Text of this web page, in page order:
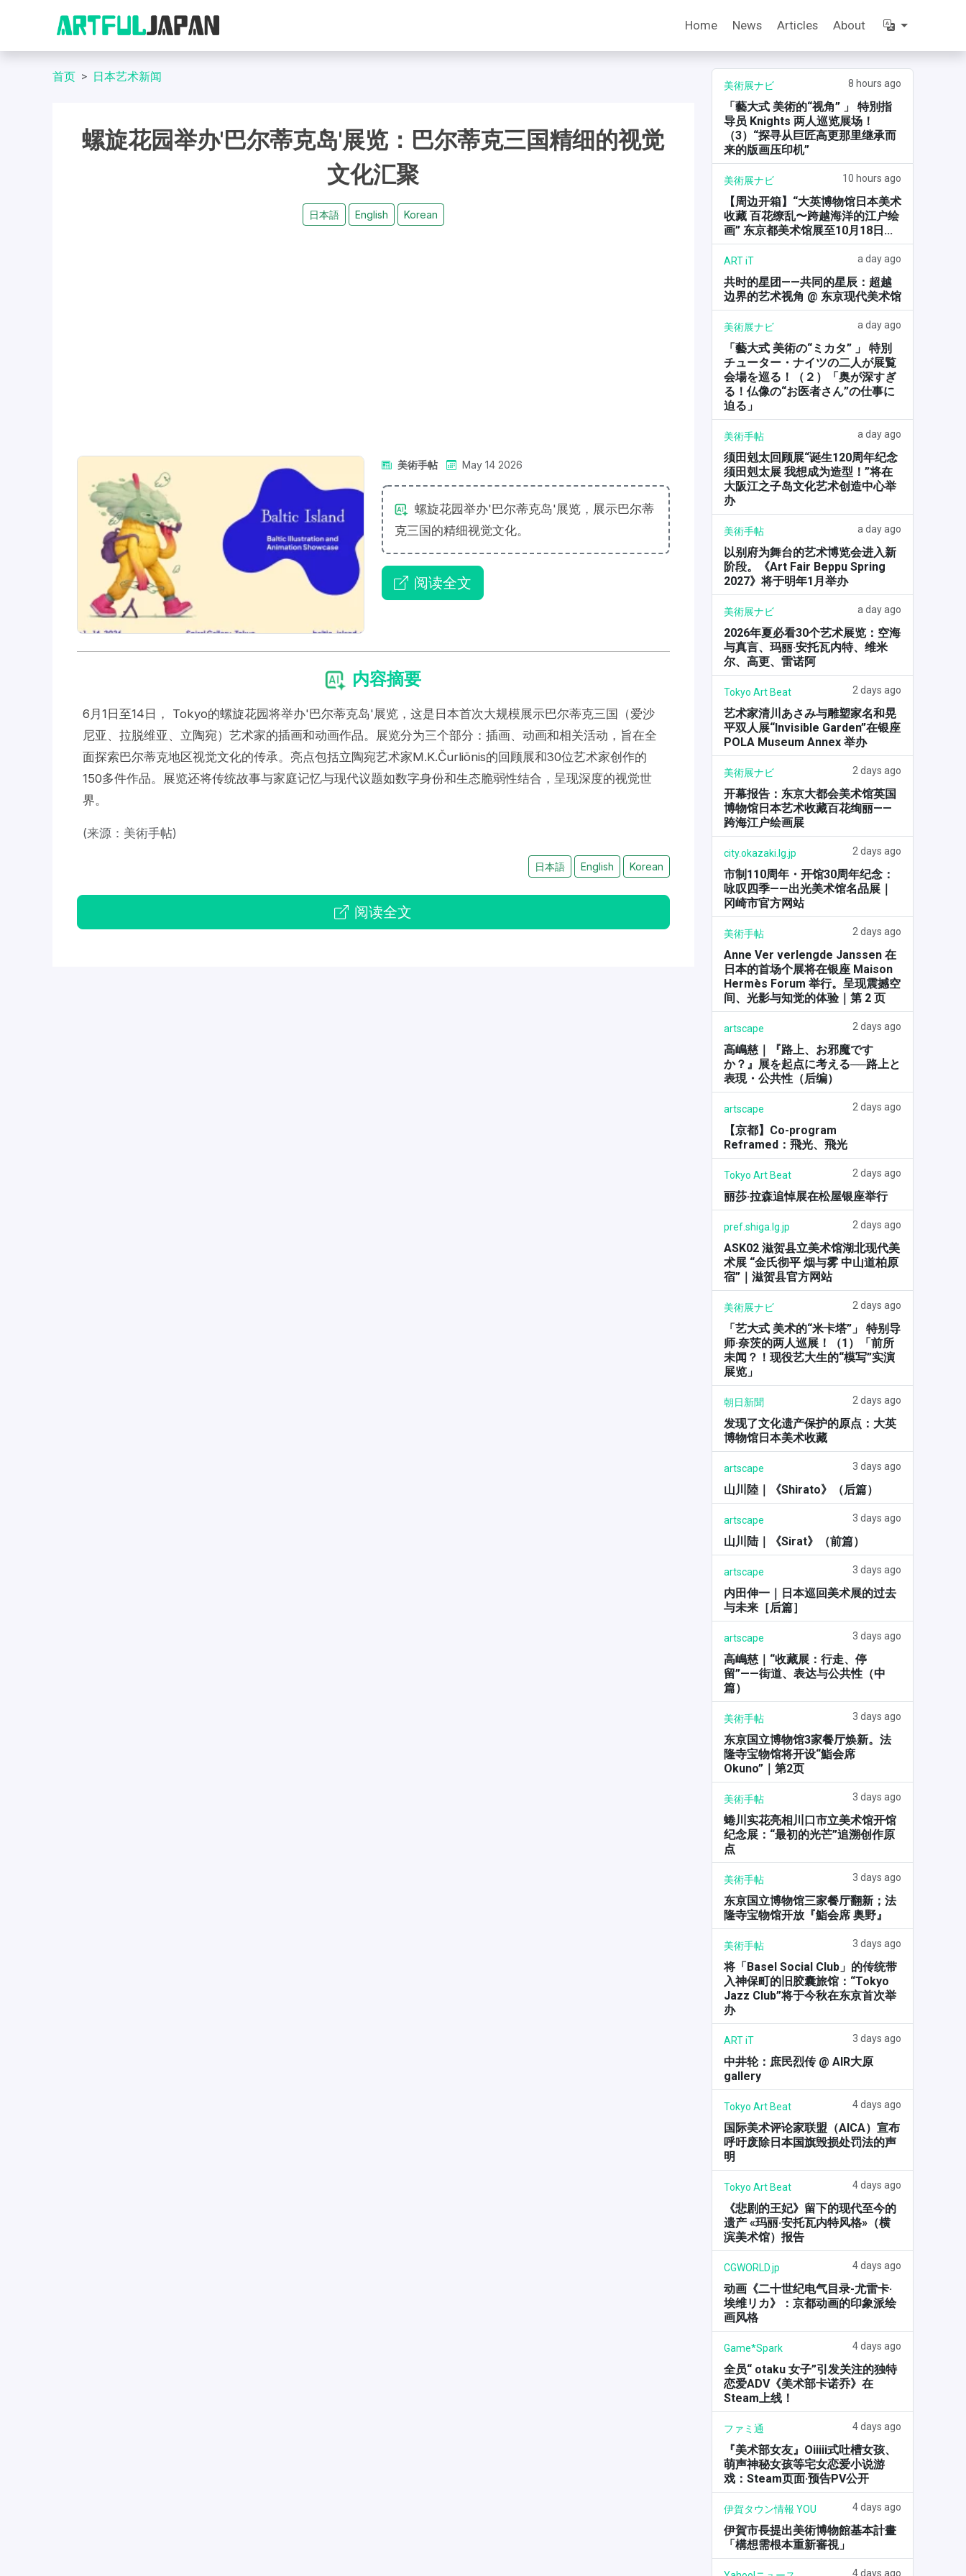
Home News Articles About
首页 日本艺术新闻
螺旋花园举办'巴尔蒂克岛'展览：巴尔蒂克三国精细的视觉
文化汇聚
日本語 English Korean
美術手帖 May 14 2026
螺旋花园举办'巴尔蒂克岛'展览，展示巴尔蒂
克三国的精细视觉文化。
阅读全文
内容摘要
6月1日至14日， Tokyo的螺旋花园将举办'巴尔蒂克岛'展览，这是日本首次大规模展示巴尔蒂克三国（爱沙
尼亚、拉脱维亚、立陶宛）艺术家的插画和动画作品。展览分为三个部分：插画、动画和相关活动，旨在全
面探索巴尔蒂克地区视觉文化的传承。亮点包括立陶宛艺术家M.K.Čurliõnis的回顾展和30位艺术家创作的
150多件作品。展览还将传统故事与家庭记忆与现代议题如数字身份和生态脆弱性结合，呈现深度的视觉世
界。
(来源：美術手帖)
日本語 English Korean
阅读全文
美術展ナビ 8 hours ago
「藝大式 美術的“视角” 」 特別指
导员 Knights 两人巡览展场！
（3）“探寻从巨匠高更那里继承而
来的版画压印机”
美術展ナビ 10 hours ago
【周边开箱】“大英博物馆日本美术
收藏 百花缭乱〜跨越海洋的江户绘
画” 东京都美术馆展至10月18日...
ART iT a day ago
共时的星团——共同的星辰：超越
边界的艺术视角 @ 东京现代美术馆
美術展ナビ a day ago
「藝大式 美術の“ミカタ” 」 特別
チューター・ナイツの二人が展覧
会場を巡る！（２）「奥が深すぎ
る！仏像の“お医者さん”の仕事に
迫る」
美術手帖 a day ago
须田剋太回顾展“诞生120周年纪念
须田剋太展 我想成为造型！”将在
大阪江之子岛文化艺术创造中心举
办
美術手帖 a day ago
以别府为舞台的艺术博览会进入新
阶段。《Art Fair Beppu Spring
2027》将于明年1月举办
美術展ナビ a day ago
2026年夏必看30个艺术展览：空海
与真言、玛丽·安托瓦内特、维米
尔、高更、雷诺阿
Tokyo Art Beat 2 days ago
艺术家清川あさみ与雕塑家名和晃
平双人展“Invisible Garden”在银座
POLA Museum Annex 举办
美術展ナビ 2 days ago
开幕报告：东京大都会美术馆英国
博物馆日本艺术收藏百花绚丽——
跨海江户绘画展
city.okazaki.lg.jp 2 days ago
市制110周年・开馆30周年纪念：
咏叹四季——出光美术馆名品展｜
冈崎市官方网站
美術手帖 2 days ago
Anne Ver verlengde Janssen 在
日本的首场个展将在银座 Maison
Hermès Forum 举行。呈现震撼空
间、光影与知觉的体验｜第 2 页
artscape 2 days ago
高嶋慈｜『路上、お邪魔です
か？』展を起点に考える──路上と
表現・公共性（后编）
artscape 2 days ago
【京都】Co-program
Reframed：飛光、飛光
Tokyo Art Beat 2 days ago
丽莎·拉森追悼展在松屋银座举行
pref.shiga.lg.jp 2 days ago
ASK02 滋贺县立美术馆湖北现代美
术展 “金氏彻平 烟与雾 中山道柏原
宿”｜滋贺县官方网站
美術展ナビ 2 days ago
「艺大式 美术的“米卡塔”」 特别导
师·奈茨的两人巡展！（1）「前所
未闻？！现役艺大生的“模写”实演
展览」
朝日新聞 2 days ago
发现了文化遗产保护的原点：大英
博物馆日本美术收藏
artscape 3 days ago
山川陸｜《Shirato》（后篇）
artscape 3 days ago
山川陆｜《Sirat》（前篇）
artscape 3 days ago
内田伸一｜日本巡回美术展的过去
与未来［后篇］
artscape 3 days ago
高嶋慈｜“收藏展：行走、停
留”——街道、表达与公共性（中
篇）
美術手帖 3 days ago
东京国立博物馆3家餐厅焕新。法
隆寺宝物馆将开设“鮨会席
Okuno”｜第2页
美術手帖 3 days ago
蜷川实花亮相川口市立美术馆开馆
纪念展：“最初的光芒”追溯创作原
点
美術手帖 3 days ago
东京国立博物馆三家餐厅翻新；法
隆寺宝物馆开放『鮨会席 奥野』
美術手帖 3 days ago
将「Basel Social Club」的传统带
入神保町的旧胶囊旅馆：“Tokyo
Jazz Club”将于今秋在东京首次举
办
ART iT 3 days ago
中井轮：庶民烈传 @ AIR大原
gallery
Tokyo Art Beat 4 days ago
国际美术评论家联盟（AICA）宣布
呼吁废除日本国旗毁损处罚法的声
明
Tokyo Art Beat 4 days ago
《悲剧的王妃》留下的现代至今的
遗产 «玛丽·安托瓦内特风格»（横
滨美术馆）报告
CGWORLD.jp 4 days ago
动画《二十世纪电气目录-尤雷卡·
埃维リカ》：京都动画的印象派绘
画风格
Game*Spark 4 days ago
全员“ otaku 女子”引发关注的独特
恋爱ADV《美术部卡诺乔》在
Steam上线！
ファミ通 4 days ago
『美术部女友』Oiiiii式吐槽女孩、
萌声神秘女孩等宅女恋爱小说游
戏：Steam页面·预告PV公开
伊賀タウン情報 YOU 4 days ago
伊賀市長提出美術博物館基本計畫
「構想需根本重新審視」
4 days ago